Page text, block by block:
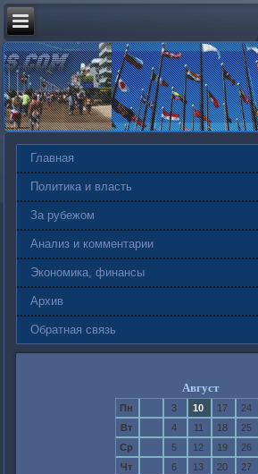
Главная
Политика и власть
За рубежом
Анализ и комментарии
Экономика, финансы
Архив
Обратная связь
Август
Пн 3 10 17 24
Вт
4 11 18
25
Ср
5 12 19
26
Чт
6 13 20
27